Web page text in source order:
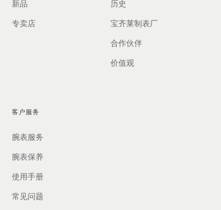
新品
专卖店
历史
宝齐莱制表厂
合作伙伴
价值观
客户服务
腕表服务
腕表保养
使用手册
常见问题